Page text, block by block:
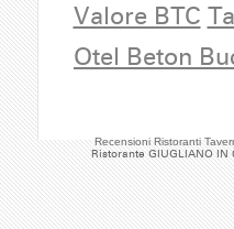
Recensioni Ristoranti
Ristorante GIUGLIANO
Valore BTC
Otel Beton